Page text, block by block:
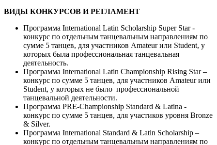
ВИДЫ КОНКУРСОВ И РЕГЛАМЕНТ
Программа International Latin Scholarship Super Star -
конкурс по отдельным танцевальным направлениям по
сумме 5 танцев, для участников Amateur или Student, у
которых была профессиональная танцевальная
деятельность.
Программа International Latin Championship Rising Star –
конкурс по сумме 5 танцев, для участников Amateur или
Student, у которых не было профессиональной
танцевальной деятельности.
Программа PRE-Championship Standard & Latina -
конкурс по сумме 5 танцев, для участиков уровня Bronze
& Silver.
Программа International Standard & Latin Scholarship –
конкурс по отдельным танцевальным направлениям по